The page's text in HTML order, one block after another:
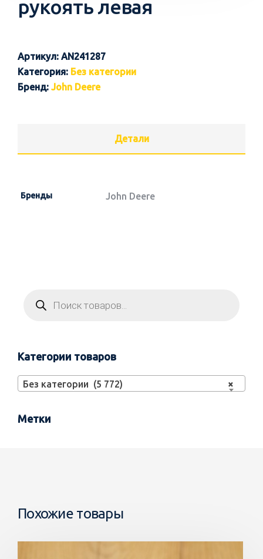
рукоять левая
Артикул: AN241287
Категория: Без категории
Бренд: John Deere
Детали
Бренды John Deere
Категории товаров
×
Без категории (5 772)
Метки
Похожие товары